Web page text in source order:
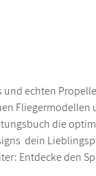
echten
die
dein
Entdecke den